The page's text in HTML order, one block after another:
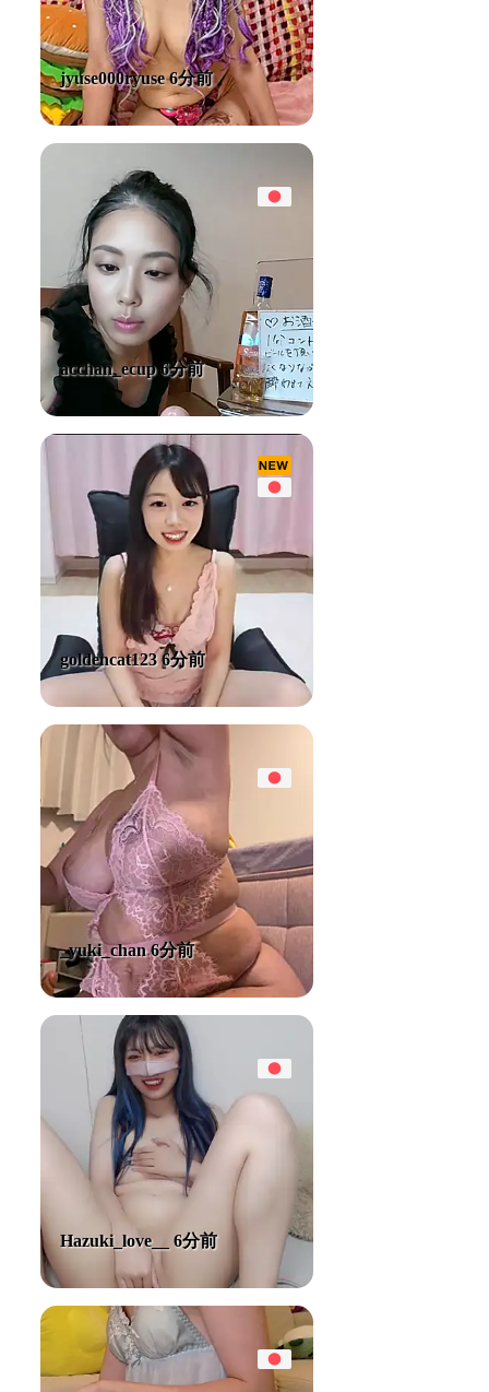
jyuse000ryuse 6分前
acchan_ecup 6分前
goldencat123 6分前
_yuki_chan 6分前
Hazuki_love__ 6分前